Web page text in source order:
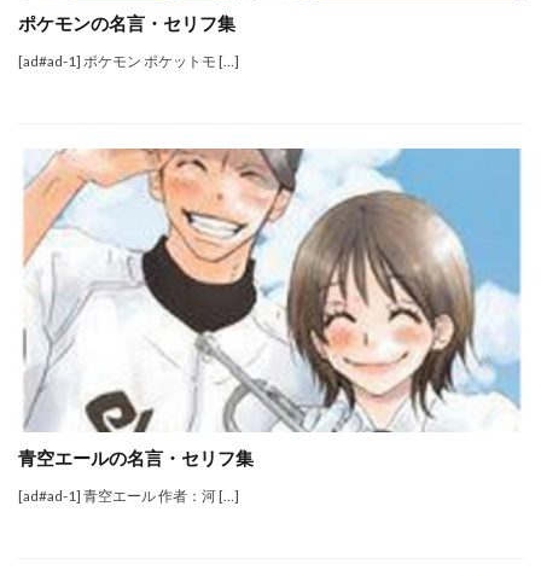
ポケモンの名言・セリフ集
[ad#ad-1] ポケモン ポケットモ […]
青空エールの名言・セリフ集
[ad#ad-1] 青空エール 作者：河 […]